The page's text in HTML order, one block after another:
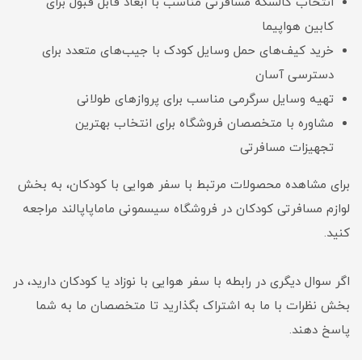
کابین هواپیما
خرید کیف‌های حمل وسایل کودک با جیب‌های متعدد برای
دسترسی آسان
تهیه وسایل سرگرمی مناسب برای پروازهای طولانی
مشاوره با متخصصان فروشگاه برای انتخاب بهترین
تجهیزات مسافرتی
برای مشاهده محصولات مرتبط با سفر هوایی با کودکان، به بخش
لوازم مسافرتی کودکان در فروشگاه سیسمونی ماماپاپالند مراجعه
کنید.
اگر سوال دیگری در رابطه با سفر هوایی با نوزاد یا کودکان دارید، در
بخش نظرات با ما به اشتراک بگذارید تا متخصصان ما به شما
پاسخ دهند.